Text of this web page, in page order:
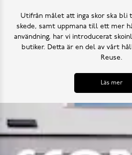
Utifrån målet att inga skor ska
skede, samt uppmana till ett mer
användning, har vi introducerat
butiker. Detta är en del av vårt
Reuse.
Läs mer